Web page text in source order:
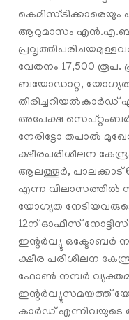
ആറുമാസം
വേതനം 17,500 രൂപ.
ബയോഡാറ്റ, യോഗ്യത
അപേക്ഷ
നേരിട്ടോ തപാൽ
ക്ഷീരപരിശീലന
ആലത്തൂർ, പാലക്കാട്
എന്ന വിലാസത്തിൽ
യോഗ്യത നേടിയവരുടെ
12ന് ഓഫീസ്
ഇന്റർവ്യൂ ഒക്ടോബർ
ക്ഷീര പരിശീലന
ഫോൺ നമ്പർ
ഇന്റർവ്യൂസമയത്ത്
കാർഡ് എന്നിവയുടെ